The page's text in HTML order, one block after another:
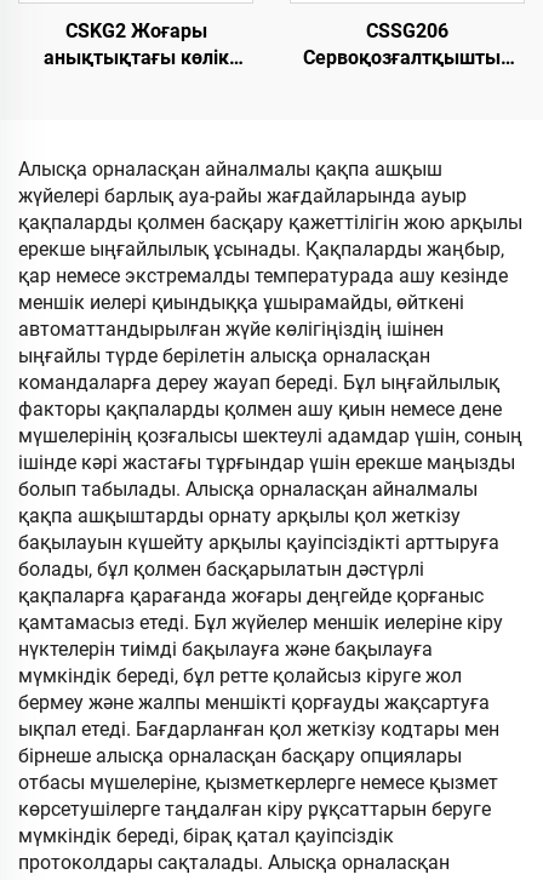
CSKG2 Жоғары
анықтықтағы көлік
дюймдық LCD экраны
CSSG206
Сервоқозғалтқыштың
турникет,
L1500×W150×H980 мм,
304 маркалы шойын
және акрил, қосымша
қауіпсіздік үшін
тапсырыс бойынша
жоғарғы бөлігі
Алысқа орналасқан айналмалы қақпа ашқыш
жүйелері барлық ауа-райы жағдайларында ауыр
қақпаларды қолмен басқару қажеттілігін жою арқылы
ерекше ыңғайлылық ұсынады. Қақпаларды жаңбыр,
қар немесе экстремалды температурада ашу кезінде
меншік иелері қиындыққа ұшырамайды, өйткені
автоматтандырылған жүйе көлігіңіздің ішінен
ыңғайлы түрде берілетін алысқа орналасқан
командаларға дереу жауап береді. Бұл ыңғайлылық
факторы қақпаларды қолмен ашу қиын немесе дене
мүшелерінің қозғалысы шектеулі адамдар үшін, соның
ішінде кәрі жастағы тұрғындар үшін ерекше маңызды
болып табылады. Алысқа орналасқан айналмалы
қақпа ашқыштарды орнату арқылы қол жеткізу
бақылауын күшейту арқылы қауіпсіздікті арттыруға
болады, бұл қолмен басқарылатын дәстүрлі
қақпаларға қарағанда жоғары деңгейде қорғаныс
қамтамасыз етеді. Бұл жүйелер меншік иелеріне кіру
нүктелерін тиімді бақылауға және бақылауға
мүмкіндік береді, бұл ретте қолайсыз кіруге жол
бермеу және жалпы меншікті қорғауды жақсартуға
ықпал етеді. Бағдарланған қол жеткізу кодтары мен
бірнеше алысқа орналасқан басқару опциялары
отбасы мүшелеріне, қызметкерлерге немесе қызмет
көрсетушілерге таңдалған кіру рұқсаттарын беруге
мүмкіндік береді, бірақ қатал қауіпсіздік
протоколдары сақталады. Алысқа орналасқан